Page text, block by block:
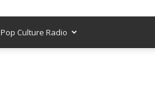
Pop Culture Radio